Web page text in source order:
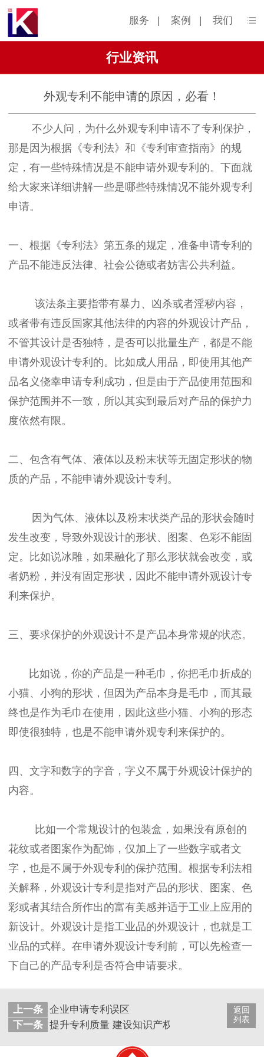
服务 | 案例 | 我们
行业资讯
外观专利不能申请的原因，必看！
不少人问，为什么外观专利申请不了专利保护，
那是因为根据《专利法》和《专利审查指南》的规
定，有一些特殊情况是不能申请外观专利的。下面就
给大家来详细讲解一些是哪些特殊情况不能外观专利
申请。
一、根据《专利法》第五条的规定，准备申请专利的
产品不能违反法律、社会公德或者妨害公共利益。
该法条主要指带有暴力、凶杀或者淫秽内容，
或者带有违反国家其他法律的内容的外观设计产品，
不管其设计是否独特，是否可以批量生产，都是不能
申请外观设计专利的。比如成人用品，即使用其他产
品名义侥幸申请专利成功，但是由于产品使用范围和
保护范围并不一致，所以其实到最后对产品的保护力
度依然有限。
二、包含有气体、液体以及粉末状等无固定形状的物
质的产品，不能申请外观设计专利。
因为气体、液体以及粉末状类产品的形状会随时
发生改变，导致外观设计的形状、图案、色彩不能固
定。比如说冰雕，如果融化了那么形状就会改变，或
者奶粉，并没有固定形状，因此不能申请外观设计专
利来保护。
三、要求保护的外观设计不是产品本身常规的状态。
比如说，你的产品是一种毛巾，你把毛巾折成的
小猫、小狗的形状，但因为产品本身是毛巾，而其最
终也是作为毛巾在使用，因此这些小猫、小狗的形态
即使很独特，也是不能申请外观专利来保护的。
四、文字和数字的字音，字义不属于外观设计保护的
内容。
比如一个常规设计的包装盒，如果没有原创的
花纹或者图案作为配饰，仅加上了一些数字或者文
字，也是不属于外观专利的保护范围。根据专利法相
关解释，外观设计专利是指对产品的形状、图案、色
彩或者其结合所作出的富有美感并适于工业上应用的
新设计。外观设计是指工业品的外观设计，也就是工
业品的式样。在申请外观设计专利前，可以先检查一
下自己的产品专利是否符合申请要求。
返回
列表
上一条 企业申请专利误区
下一条 提升专利质量 建设知识产权强国